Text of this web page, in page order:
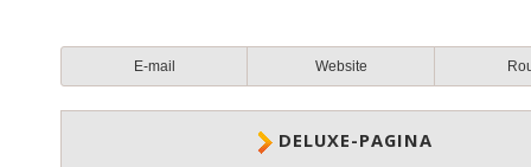
E-mail Website
DELUXE-PAGINA